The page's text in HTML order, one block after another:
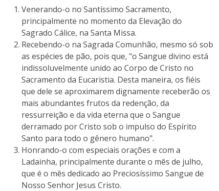
Venerando-o no Santíssimo Sacramento,
principalmente no momento da Elevação do
Sagrado Cálice, na Santa Missa.
Recebendo-o na Sagrada Comunhão, mesmo só sob
as espécies de pão, pois que, "o Sangue divino está
indissoluvelmente unido ao Corpo de Cristo no
Sacramento da Eucaristia. Desta maneira, os fiéis
que dele se aproximarem dignamente receberão os
mais abundantes frutos da redenção, da
ressurreição e da vida eterna que o Sangue
derramado por Cristo sob o impulso do Espírito
Santo para todo o gênero humano".
Honrando-o com especiais orações e com a
Ladainha, principalmente durante o mês de julho,
que é o mês dedicado ao Preciosíssimo Sangue de
Nosso Senhor Jesus Cristo.